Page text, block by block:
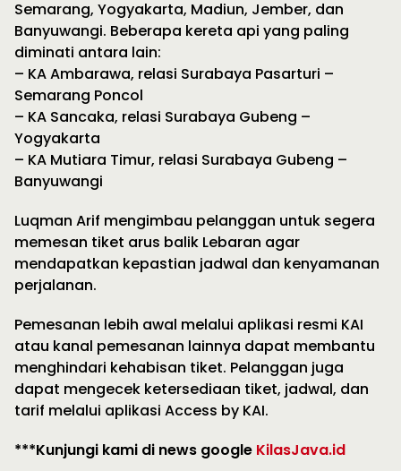
Semarang, Yogyakarta, Madiun, Jember, dan
Banyuwangi. Beberapa kereta api yang paling
diminati antara lain:
– KA Ambarawa, relasi Surabaya Pasarturi –
Semarang Poncol
– KA Sancaka, relasi Surabaya Gubeng –
Yogyakarta
– KA Mutiara Timur, relasi Surabaya Gubeng –
Banyuwangi
Luqman Arif mengimbau pelanggan untuk segera
memesan tiket arus balik Lebaran agar
mendapatkan kepastian jadwal dan kenyamanan
perjalanan.
Pemesanan lebih awal melalui aplikasi resmi KAI
atau kanal pemesanan lainnya dapat membantu
menghindari kehabisan tiket. Pelanggan juga
dapat mengecek ketersediaan tiket, jadwal, dan
tarif melalui aplikasi Access by KAI.
***Kunjungi kami di news google KilasJava.id